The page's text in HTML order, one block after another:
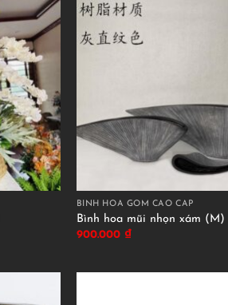
BÌNH HOA GỐM CAO CẤP
Bình hoa mũi nhọn xám (M)
900.000 ₫